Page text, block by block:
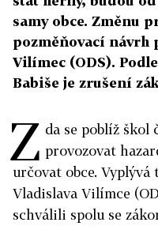
samy obce. Změnu
pozměňovací návrh
Vilímec (ODS).
Babiše je zrušení
Z da se poblíž škol
provozovat
určovat obce.
Vladislava Vilímce
schválili spolu se